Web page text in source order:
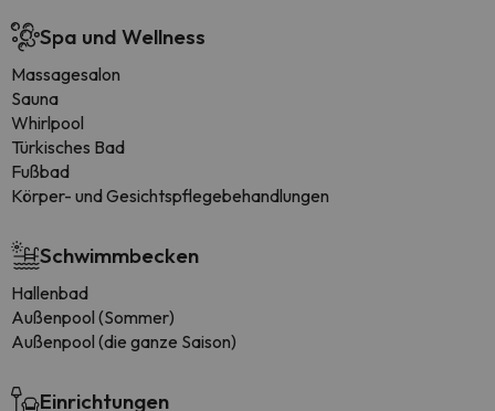
Spa und Wellness
Massagesalon
Sauna
Whirlpool
Türkisches Bad
Fußbad
Körper- und Gesichtspflegebehandlungen
Schwimmbecken
Hallenbad
Außenpool (Sommer)
Außenpool (die ganze Saison)
Einrichtungen